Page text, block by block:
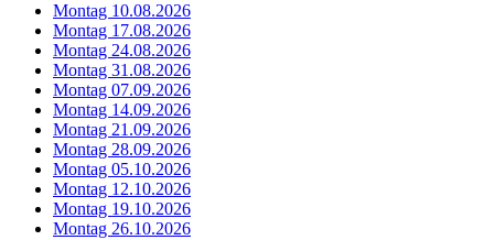
Montag 10.08.2026
Montag 17.08.2026
Montag 24.08.2026
Montag 31.08.2026
Montag 07.09.2026
Montag 14.09.2026
Montag 21.09.2026
Montag 28.09.2026
Montag 05.10.2026
Montag 12.10.2026
Montag 19.10.2026
Montag 26.10.2026